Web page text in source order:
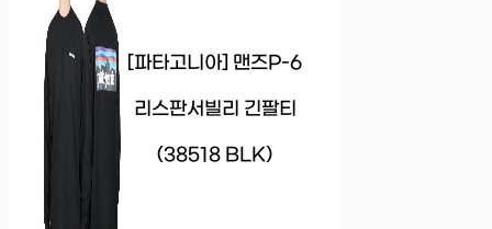
[파타고니아] 맨즈P-6
리스판서빌리 긴팔티
(38518 BLK)